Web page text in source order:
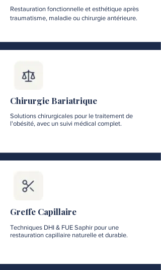
Restauration fonctionnelle et esthétique après
traumatisme, maladie ou chirurgie antérieure.
Chirurgie Bariatrique
Solutions chirurgicales pour le traitement de
l'obésité, avec un suivi médical complet.
Greffe Capillaire
Techniques DHI & FUE Saphir pour une
restauration capillaire naturelle et durable.